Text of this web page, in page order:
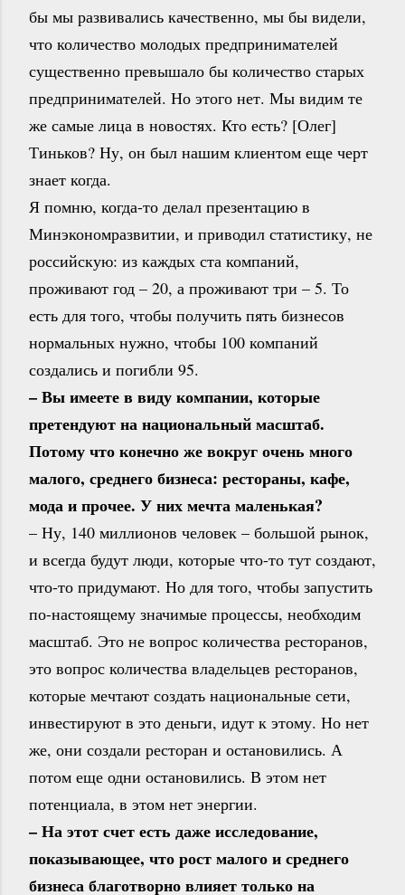
бы мы развивались качественно, мы бы видели,
что количество молодых предпринимателей
существенно превышало бы количество старых
предпринимателей. Но этого нет. Мы видим те
же самые лица в новостях. Кто есть? [Олег]
Тиньков? Ну, он был нашим клиентом еще черт
знает когда.
Я помню, когда-то делал презентацию в
Минэкономразвитии, и приводил статистику, не
российскую: из каждых ста компаний,
проживают год – 20, а проживают три – 5. То
есть для того, чтобы получить пять бизнесов
нормальных нужно, чтобы 100 компаний
создались и погибли 95.
– Вы имеете в виду компании, которые
претендуют на национальный масштаб.
Потому что конечно же вокруг очень много
малого, среднего бизнеса: рестораны, кафе,
мода и прочее. У них мечта маленькая?
– Ну, 140 миллионов человек – большой рынок,
и всегда будут люди, которые что-то тут создают,
что-то придумают. Но для того, чтобы запустить
по-настоящему значимые процессы, необходим
масштаб. Это не вопрос количества ресторанов,
это вопрос количества владельцев ресторанов,
которые мечтают создать национальные сети,
инвестируют в это деньги, идут к этому. Но нет
же, они создали ресторан и остановились. А
потом еще одни остановились. В этом нет
потенциала, в этом нет энергии.
– На этот счет есть даже исследование,
показывающее, что рост малого и среднего
бизнеса благотворно влияет только на